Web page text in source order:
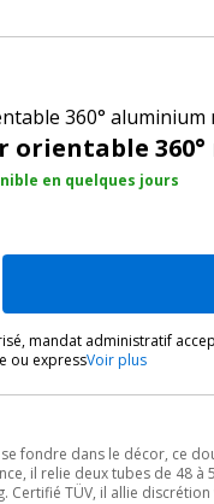
360° aluminium
360°
en quelques jours
mandat administratif
ou expressVoir plus
fondre dans le décor, ce
il relie deux tubes de 48
Certifié TÜV, il allie